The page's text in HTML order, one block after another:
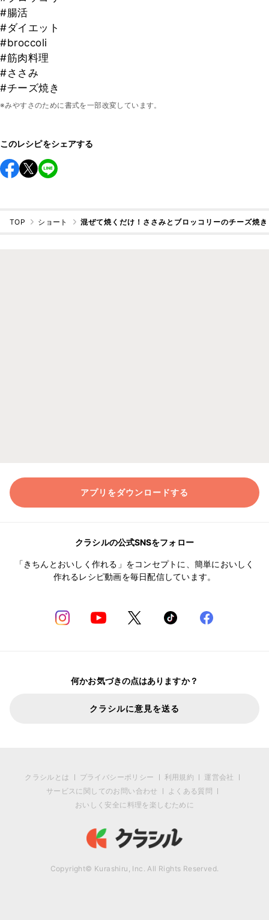
#腸活
#ダイエット
#broccoli
#筋肉料理
#ささみ
#チーズ焼き
※みやすさのために書式を一部改変しています。
このレシピをシェアする
TOP ショート 混ぜて焼くだけ！ささみとブロッコリーのチーズ焼き
アプリをダウンロードする
クラシルの公式SNSをフォロー
「きちんとおいしく作れる」をコンセプトに、簡単においしく
作れるレシピ動画を毎日配信しています。
何かお気づきの点はありますか？
クラシルに意見を送る
クラシルとは プライバシーポリシー 利用規約
運営会社
サービスに関してのお問い合わせ
よくある質問
おいしく安全に料理を楽しむために
Copyright© Kurashiru, Inc. All Rights Reserved.